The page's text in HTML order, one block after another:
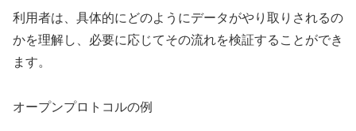
利用者は、具体的にどのようにデータがやり取りされるの
かを理解し、必要に応じてその流れを検証することができ
ます。
オープンプロトコルの例